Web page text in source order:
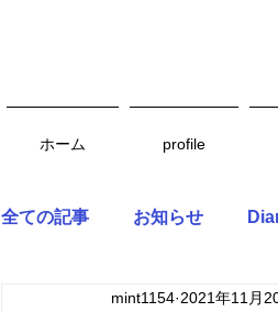
ホーム profile
全ての記事 お知らせ
mint1154 2021年11月